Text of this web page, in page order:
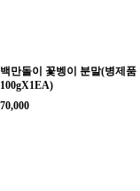
백만돌이 꽃벵이 분말(병제품
100gX1EA)
70,000